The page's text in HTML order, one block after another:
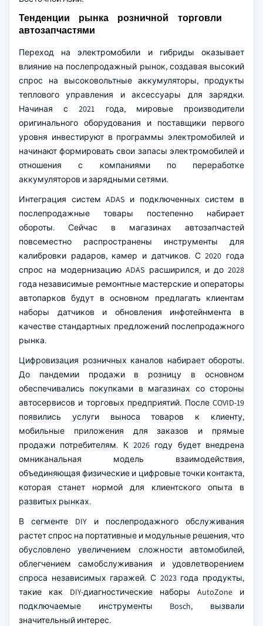
Тенденции рынка розничной торговли
автозапчастями
Переход на электромобили и гибриды оказывает
влияние на послепродажный рынок, создавая высокий
спрос на высоковольтные аккумуляторы, продукты
теплового управления и аксессуары для зарядки.
Начиная с 2021 года, мировые производители
оригинального оборудования и поставщики первого
уровня инвестируют в программы электромобилей и
начинают формировать свои запасы электромобилей и
отношения с компаниями по переработке
аккумуляторов и зарядными сетями.
Интеграция систем ADAS и подключенных систем в
послепродажные товары постепенно набирает
обороты. Сейчас в магазинах автозапчастей
повсеместно распространены инструменты для
калибровки радаров, камер и датчиков. С 2020 года
спрос на модернизацию ADAS расширился, и до 2028
года независимые ремонтные мастерские и операторы
автопарков будут в основном предлагать клиентам
наборы датчиков и обновления инфотейнмента в
качестве стандартных предложений послепродажного
рынка.
Цифровизация розничных каналов набирает обороты.
До пандемии продажи в розницу в основном
обеспечивались покупками в магазинах со стороны
автосервисов и торговых предприятий. После COVID-19
появились услуги выноса товаров к клиенту,
мобильные приложения для заказов и прямые
продажи потребителям. К 2026 году будет внедрена
омниканальная модель взаимодействия,
объединяющая физические и цифровые точки контакта,
которая станет нормой для клиентского опыта в
развитых рынках.
В сегменте DIY и послепродажного обслуживания
растет спрос на портативные и модульные решения, что
обусловлено увеличением сложности автомобилей,
облегчением самобслуживания и удовлетворением
спроса независимых гаражей. С 2023 года продукты,
такие как DIY-диагностические наборы AutoZone и
подключаемые инструменты Bosch, вызвали
значительный интерес.